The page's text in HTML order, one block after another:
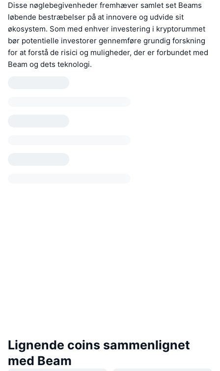
Disse nøglebegivenheder fremhæver samlet set Beams
løbende bestræbelser på at innovere og udvide sit
økosystem. Som med enhver investering i kryptorummet
bør potentielle investorer gennemføre grundig forskning
for at forstå de risici og muligheder, der er forbundet med
Beam og dets teknologi.
Lignende coins sammenlignet
med Beam